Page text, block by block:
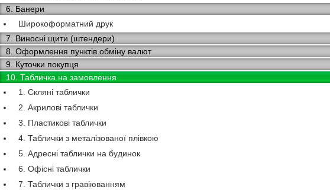
6. Банери
Широкоформатний друк
7. Виносні щити (штендери)
8. Оформлення пунктів обміну валют
9. Куточки покупця
10. Табличка на замовлення
1. Скляні таблички
2. Акрилові таблички
3. Пластикові таблички
4. Таблички з металізованої плівкою
5. Адресні таблички на будинок
6. Офісні таблички
7. Таблички з гравіюванням